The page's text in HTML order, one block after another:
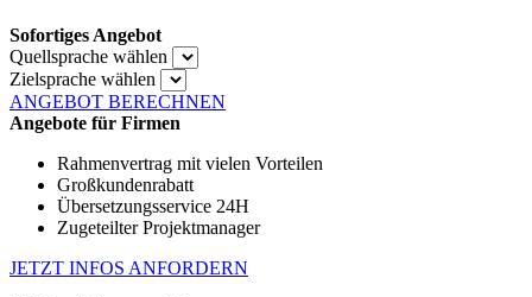
Sofortiges Angebot
Quellsprache wählen
Zielsprache wählen
ANGEBOT BERECHNEN
Angebote für Firmen
Rahmenvertrag mit vielen Vorteilen
Großkundenrabatt
Übersetzungsservice 24H
Zugeteilter Projektmanager
JETZT INFOS ANFORDERN